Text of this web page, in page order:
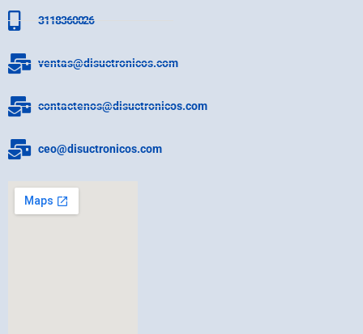
3118360026
ventas@disuctronicos.com
contactenos@disuctronicos.com
ceo@disuctronicos.com